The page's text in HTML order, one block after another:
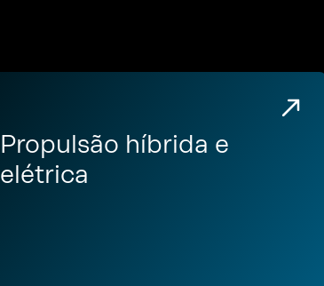
Propulsão híbrida e
elétrica